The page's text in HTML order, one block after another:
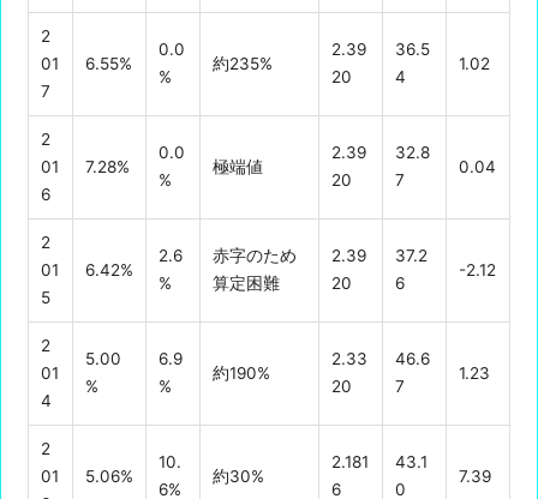
2
01
7
6.55%
0.0
%
約235%
2.39
20
36.5
4
1.02
2
01
6
7.28%
0.0
%
極端値
2.39
20
32.8
7
0.04
2
01
5
6.42%
2.6
%
赤字のため
算定困難
2.39
20
37.2
6
-2.12
2
01
4
5.00
%
6.9
%
約190%
2.33
20
46.6
7
1.23
2
01
5.06%
10.
6%
約30%
2.181
6
43.1
0
7.39